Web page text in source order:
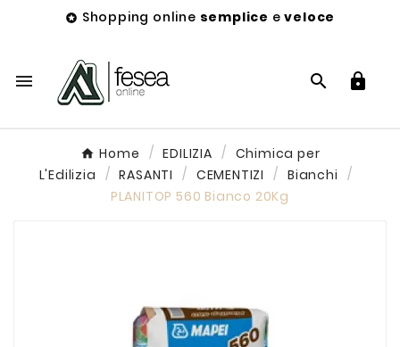
 Shopping online semplice eveloce
  
Home EDILIZIA
Chimica per
L'Edilizia
RASANTI CEMENTIZI
Bianchi
PLANITOP 560 Bianco 20Kg